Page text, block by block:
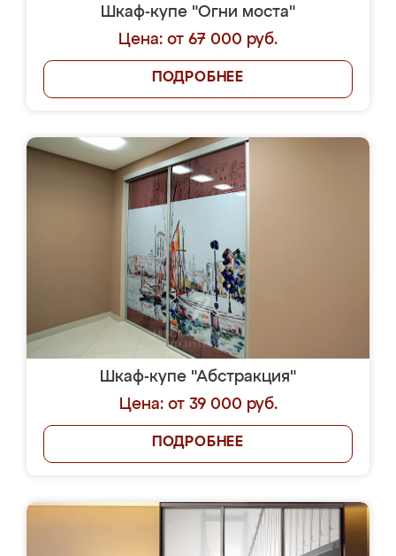
Шкаф-купе "Огни моста"
Цена: от 67 000 руб.
ПОДРОБНЕЕ
Шкаф-купе "Абстракция"
Цена: от 39 000 руб.
ПОДРОБНЕЕ